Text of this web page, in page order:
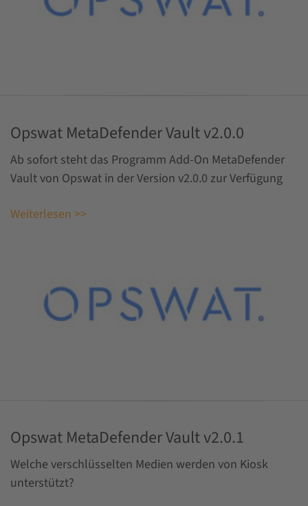
Opswat MetaDefender Vault v2.0.0
Ab sofort steht das Programm Add-On MetaDefender
Vault von Opswat in der Version v2.0.0 zur Verfügung
Weiterlesen >>
Opswat MetaDefender Vault v2.0.1
Welche verschlüsselten Medien werden von Kiosk
unterstützt?